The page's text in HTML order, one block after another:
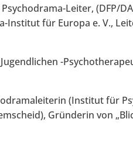
Leiter, (DFP/
Institut für Europa e. V.,
-
(Institut für
Gründerin von